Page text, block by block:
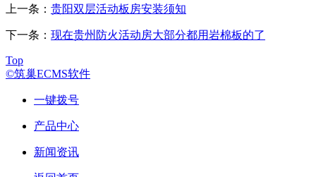
上一条： 贵阳双层活动板房安装须知
下一条： 现在贵州防火活动房大部分都用岩棉板的了
Top
©筑巢ECMS软件
一键拨号
产品中心
新闻资讯